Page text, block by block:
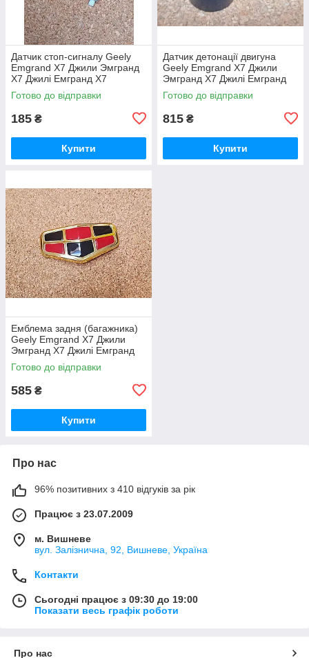
Датчик стоп-сигналу Geely
Emgrand X7 Джили Эмгранд
Х7 Джилі Емгранд Х7
Готово до відправки
185 ₴
Купити
Датчик детонації двигуна
Geely Emgrand X7 Джили
Эмгранд Х7 Джилі Емгранд
Х7
Готово до відправки
815 ₴
Купити
Емблема задня (багажника)
Geely Emgrand X7 Джили
Эмгранд Х7 Джилі Емгранд
Х7
Готово до відправки
585 ₴
Купити
Про нас
96% позитивних з 410 відгуків за рік
Працює з 23.07.2009
м. Вишневе
вул. Залізнична, 92, Вишневе, Україна
Контакти
Сьогодні працює з 09:30 до 19:00
Показати весь графік роботи
Про нас